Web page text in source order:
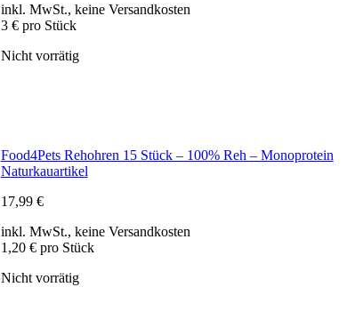
inkl. MwSt., keine Versandkosten
3 € pro Stück
Nicht vorrätig
Food4Pets Rehohren 15 Stück – 100% Reh – Monoprotein
Naturkauartikel
17,99 €
inkl. MwSt., keine Versandkosten
1,20 € pro Stück
Nicht vorrätig